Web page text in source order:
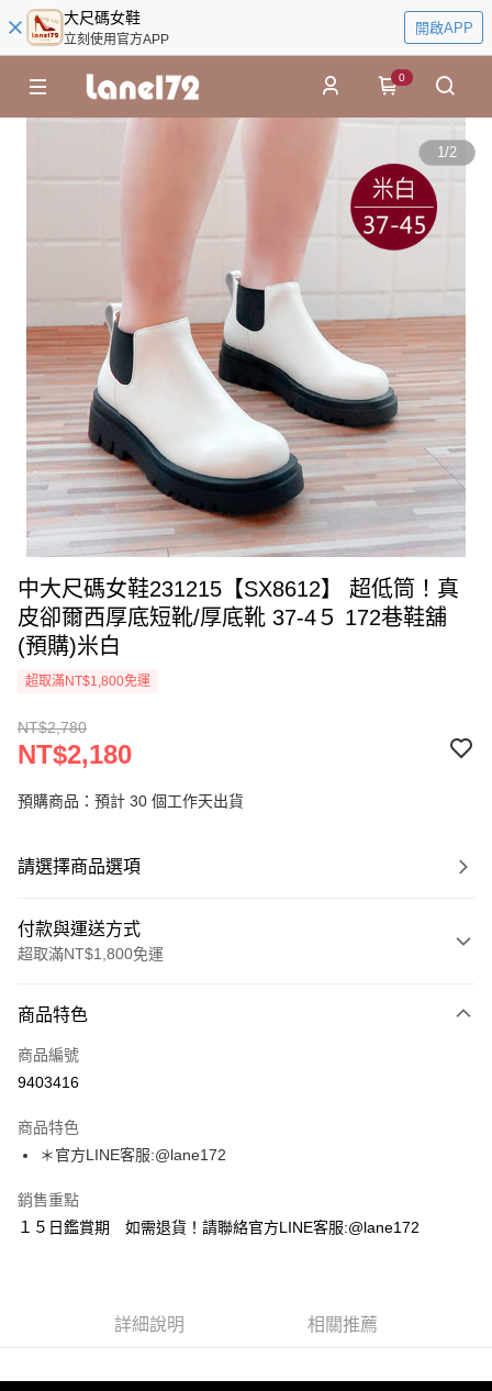
大尺碼女鞋
立刻使用官方APP
開啟APP
0
1/2
中大尺碼女鞋231215【SX8612】 超低筒！真
皮卻爾西厚底短靴/厚底靴 37-4５ 172巷鞋舖
(預購)米白
超取滿NT$1,800免運
NT$2,780
NT$2,180
預購商品：預計 30 個工作天出貨
請選擇商品選項
付款與運送方式
超取滿NT$1,800免運
信用卡一次付款
超商取貨付款
Apple Pay
街口支付
悠遊付
商品特色
商品編號
9403416
商品特色
＊官方LINE客服:@lane172
銷售重點
１５日鑑賞期 如需退貨！請聯絡官方LINE客服:@lane172
詳細說明 相關推薦